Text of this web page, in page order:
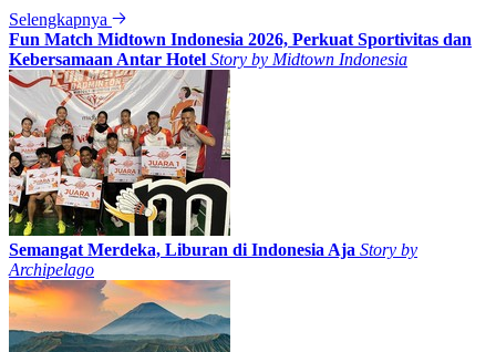
Selengkapnya
Fun Match Midtown Indonesia 2026, Perkuat Sportivitas dan
Kebersamaan Antar Hotel Story by Midtown Indonesia
Semangat Merdeka, Liburan di Indonesia Aja Story by
Archipelago